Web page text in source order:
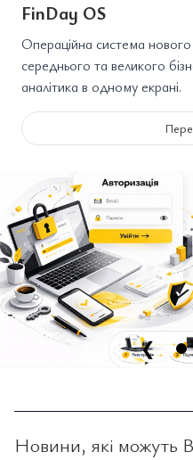
FinDay OS
Операційна система
середнього та великого
аналітика в одному екрані.
❮
Новини, які можуть